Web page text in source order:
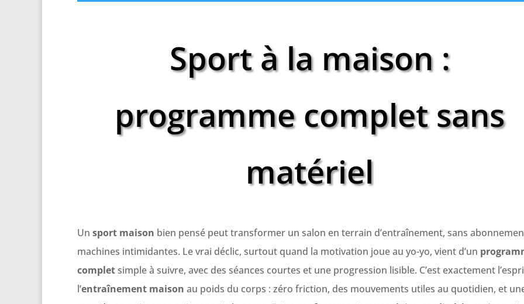
Sport à la maison :
programme complet sans
matériel
Un sport maison bien pensé peut transformer un salon en terrain d’entraînement, sans
machines intimidantes. Le vrai déclic, surtout quand la motivation joue au yo-yo, vient d’un
completsimple à suivre, avec des séances courtes et une progression lisible. C’est exactement
l’entraînement maison au poids du corps : zéro friction, des mouvements utiles au quotidien, et